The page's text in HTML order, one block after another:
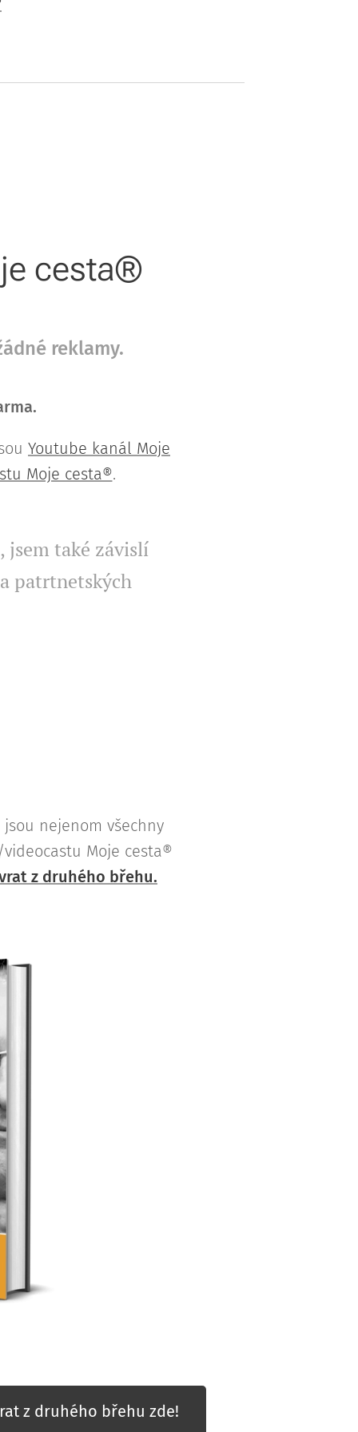
cesta®
reklamy.
Youtube kanál Moje
Moje cesta®.
jsem také závislí
patrtnetských
jsou nejenom všechny
Moje cesta®
z druhého břehu.
z druhého břehu zde!